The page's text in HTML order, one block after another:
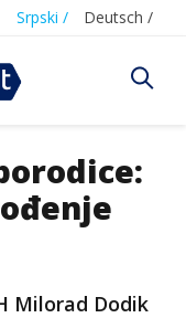
Srpski / Deutsch /
Milorad Dodik